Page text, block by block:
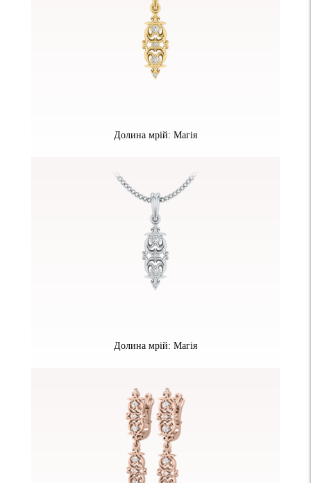
Долина мрій: Магія
Долина мрій: Магія